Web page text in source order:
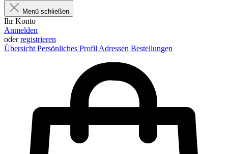
Menü schließen
Ihr Konto
Anmelden
oderregistrieren
Übersicht Persönliches Profil Adressen Bestellungen